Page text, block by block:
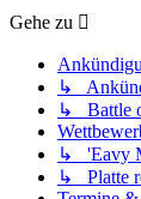
Gehe zu
↳
↳ Battle
↳ 'Eavy
↳ Platte